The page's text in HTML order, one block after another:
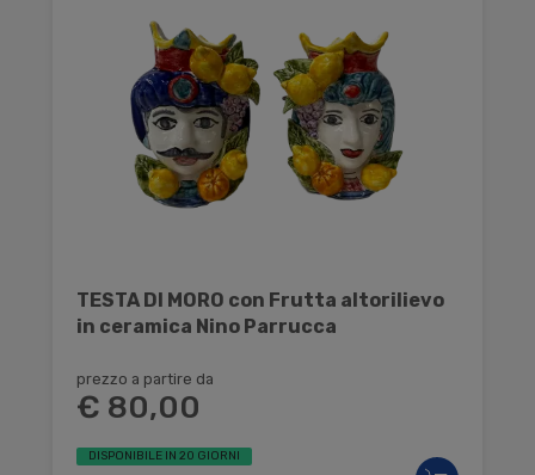
TESTA DI MORO con Frutta altorilievo
in ceramica Nino Parrucca
prezzo a partire da
€ 80,00
DISPONIBILE IN 20 GIORNI